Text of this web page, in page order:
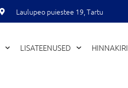
Laulupeo puiestee 19, Tartu
LISATEENUSED HINNAKIRI